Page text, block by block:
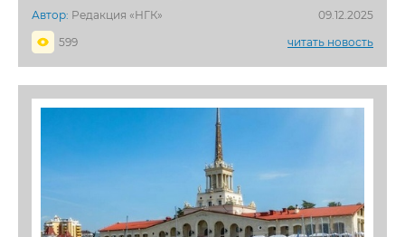
Автор: Редакция «НГК»
09.12.2025
599
читать новость